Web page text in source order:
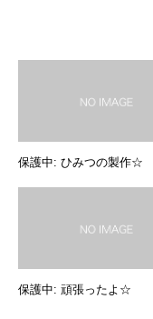
保護中: ひみつの製作☆
保護中: 頑張ったよ☆